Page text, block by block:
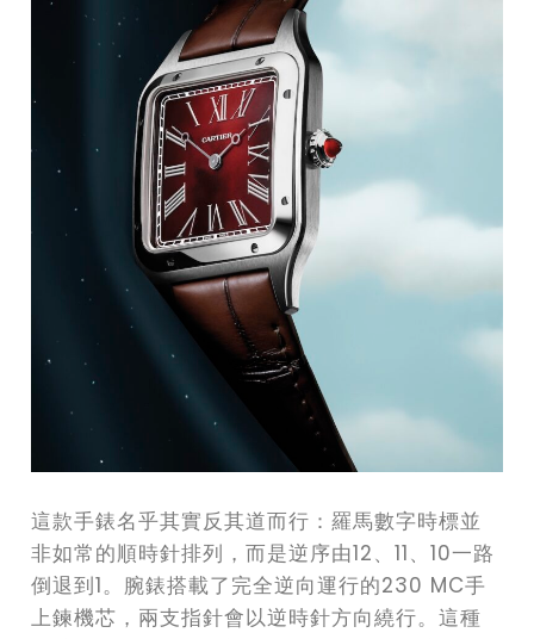
這款手錶名乎其實反其道而行：羅馬數字時標並
非如常的順時針排列，而是逆序由12、11、10一路
倒退到1。腕錶搭載了完全逆向運行的230 MC手
上鍊機芯，兩支指針會以逆時針方向繞行。這種